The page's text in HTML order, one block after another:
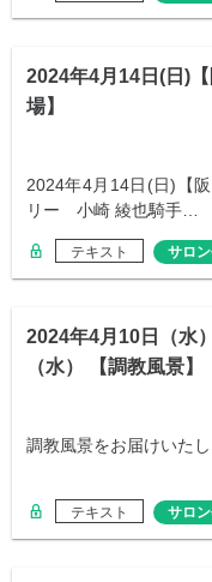
2024年4月14日(日)
場】
2024年4月14日(日)【
リー 小崎 綾也騎手…
テキスト サロ
2024年4月10日（水
（水） 【調教風景】
調教風景をお届けいたし
テキスト サロ